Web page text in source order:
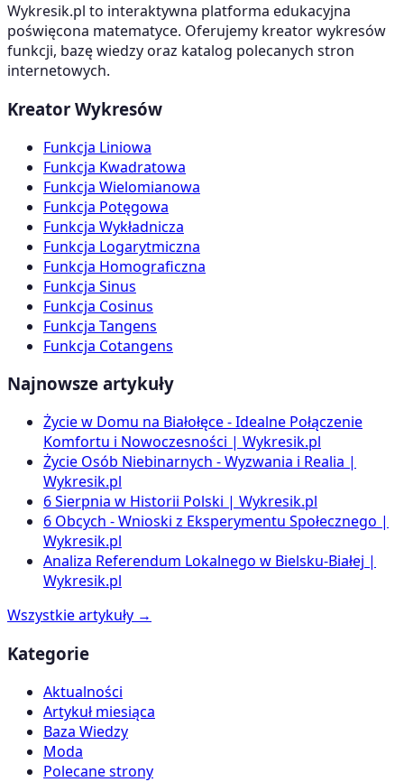
Wykresik.pl to interaktywna platforma edukacyjna
poświęcona matematyce. Oferujemy kreator wykresów
funkcji, bazę wiedzy oraz katalog polecanych stron
internetowych.
Kreator Wykresów
Funkcja Liniowa
Funkcja Kwadratowa
Funkcja Wielomianowa
Funkcja Potęgowa
Funkcja Wykładnicza
Funkcja Logarytmiczna
Funkcja Homograficzna
Funkcja Sinus
Funkcja Cosinus
Funkcja Tangens
Funkcja Cotangens
Najnowsze artykuły
Życie w Domu na Białołęce - Idealne Połączenie
Komfortu i Nowoczesności | Wykresik.pl
Życie Osób Niebinarnych - Wyzwania i Realia |
Wykresik.pl
6 Sierpnia w Historii Polski | Wykresik.pl
6 Obcych - Wnioski z Eksperymentu Społecznego |
Wykresik.pl
Analiza Referendum Lokalnego w Bielsku-Białej |
Wykresik.pl
Wszystkie artykuły →
Kategorie
Aktualności
Artykuł miesiąca
Baza Wiedzy
Moda
Polecane strony